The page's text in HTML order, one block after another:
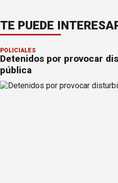
TE PUEDE
POLICIALES
Detenidos por provocar
pública